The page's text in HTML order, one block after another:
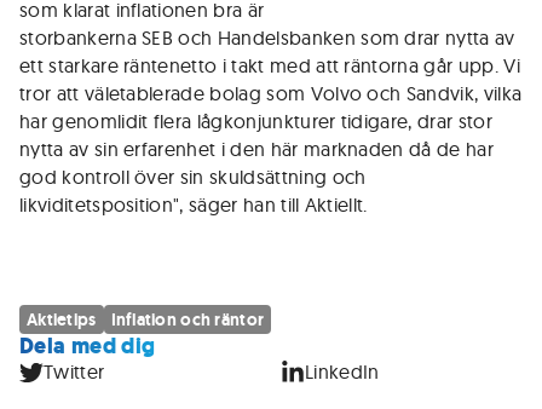
som klarat inflationen bra är
storbankerna SEB och Handelsbanken som drar nytta av
ett starkare räntenetto i takt med att räntorna går upp. Vi
tror att väletablerade bolag som Volvo och Sandvik, vilka
har genomlidit flera lågkonjunkturer tidigare, drar stor
nytta av sin erfarenhet i den här marknaden då de har
god kontroll över sin skuldsättning och
likviditetsposition", säger han till Aktiellt.
Aktietips Inflation och räntor
Dela med dig
Twitter LinkedIn